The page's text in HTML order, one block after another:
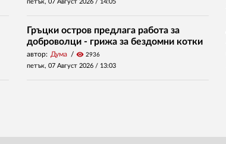
петък, 07 Август 2026 / 14:05
Гръцки остров предлага работа за
доброволци - грижа за бездомни котки
автор: Дума visibility 2936
петък, 07 Август 2026 / 13:03